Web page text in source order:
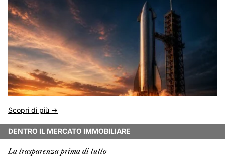
Scopri di più ->
DENTRO IL MERCATO IMMOBILIARE
La trasparenza prima di tutto